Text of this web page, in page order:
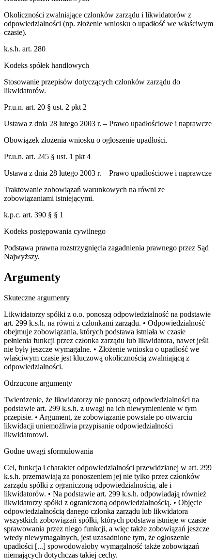
Okoliczności zwalniające członków zarządu i likwidatorów z
odpowiedzialności (np. złożenie wniosku o upadłość we właściwym
czasie).
k.s.h. art. 280
Kodeks spółek handlowych
Stosowanie przepisów dotyczących członków zarządu do
likwidatorów.
Pr.u.n. art. 20 § ust. 2 pkt 2
Ustawa z dnia 28 lutego 2003 r. – Prawo upadłościowe i naprawcze
Obowiązek złożenia wniosku o ogłoszenie upadłości.
Pr.u.n. art. 245 § ust. 1 pkt 4
Ustawa z dnia 28 lutego 2003 r. – Prawo upadłościowe i naprawcze
Traktowanie zobowiązań warunkowych na równi ze
zobowiązaniami istniejącymi.
k.p.c. art. 390 § § 1
Kodeks postępowania cywilnego
Podstawa prawna rozstrzygnięcia zagadnienia prawnego przez Sąd
Najwyższy.
Argumenty
Skuteczne argumenty
Likwidatorzy spółki z o.o. ponoszą odpowiedzialność na podstawie
art. 299 k.s.h. na równi z członkami zarządu. • Odpowiedzialność
obejmuje zobowiązania, których podstawa istniała w czasie
pełnienia funkcji przez członka zarządu lub likwidatora, nawet jeśli
nie były jeszcze wymagalne. • Złożenie wniosku o upadłość we
właściwym czasie jest kluczową okolicznością zwalniającą z
odpowiedzialności.
Odrzucone argumenty
Twierdzenie, że likwidatorzy nie ponoszą odpowiedzialności na
podstawie art. 299 k.s.h. z uwagi na ich niewymienienie w tym
przepisie. • Argument, że zobowiązanie powstałe po otwarciu
likwidacji uniemożliwia przypisanie odpowiedzialności
likwidatorowi.
Godne uwagi sformułowania
Cel, funkcja i charakter odpowiedzialności przewidzianej w art. 299
k.s.h. przemawiają za ponoszeniem jej nie tylko przez członków
zarządu spółki z ograniczoną odpowiedzialnością, ale i
likwidatorów. • Na podstawie art. 299 k.s.h. odpowiadają również
likwidatorzy spółki z ograniczoną odpowiedzialnością. • Objęcie
odpowiedzialnością danego członka zarządu lub likwidatora
wszystkich zobowiązań spółki, których podstawa istnieje w czasie
sprawowania przez niego funkcji, a więc także zobowiązań jeszcze
wtedy niewymagalnych, jest uzasadnione tym, że ogłoszenie
upadłości [...] spowodowałoby wymagalność także zobowiązań
niemających dotychczas takiej cechy.